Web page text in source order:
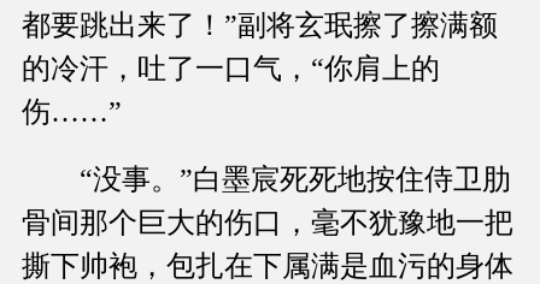
都要跳出来了！”副将玄珉擦了擦满额
的冷汗，吐了一口气，“你肩上的
伤……”
“没事。”白墨宸死死地按住侍卫肋
骨间那个巨大的伤口，毫不犹豫地一把
撕下帅袍，包扎在下属满是血污的身体